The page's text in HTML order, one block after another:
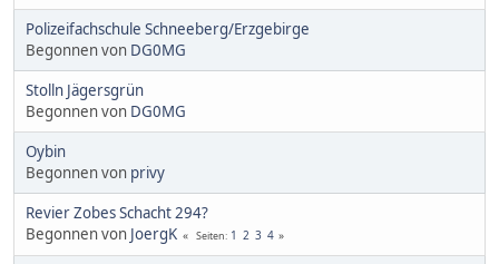
Polizeifachschule Schneeberg/Erzgebirge
Begonnen von DG0MG
Stolln Jägersgrün
Begonnen von DG0MG
Oybin
Begonnen von privy
Revier Zobes Schacht 294?
Begonnen von JoergK Seiten 1 2 3 4